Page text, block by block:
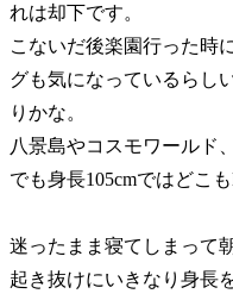
れは却下です。
こないだ後楽園行った時
グも気になっているらし
りかな。
八景島やコスモワールド
でも身長105cmではどこも
迷ったまま寝てしまって朝
起き抜けにいきなり身長